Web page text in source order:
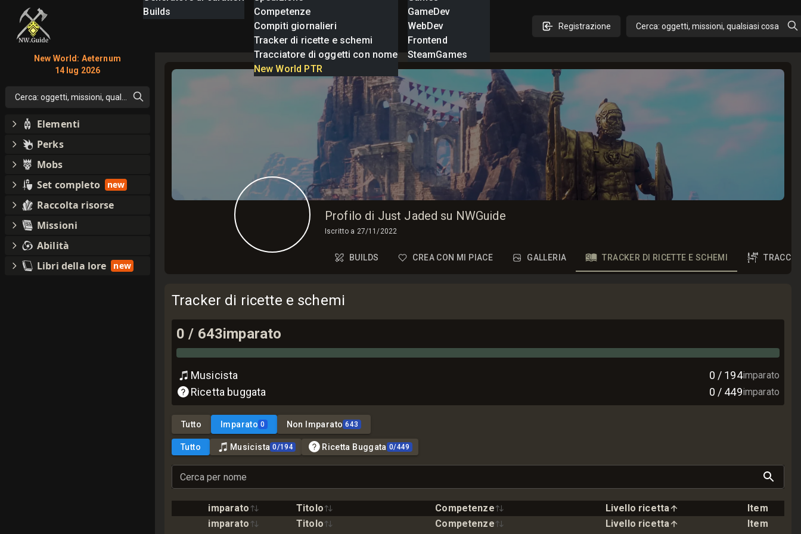
Builds
Competenze
Compiti giornalieri
Tracker di ricette e schemi
Tracciatore di oggetti con nome
New World PTR
GameDev
WebDev
Frontend
SteamGames
Registrazione Cerca: oggetti, missioni, qualsiasi cosa
Profilo di Just Jaded su NWGuide
Iscritto a 27/11/2022
BUILDS CREA CON MI PIACE GALLERIA TRACKER DI RICETTE E SCHEMI
Tracker di ricette e schemi
0 / 643imparato
Musicista 0 / 194imparato
Ricetta buggata 0 / 449imparato
Tutto Imparato 0 Non Imparato 643
Tutto Musicista 0/194 Ricetta Buggata 0/449
Cerca per nome
imparato Titolo Competenze Livello ricetta
Item
imparato
Titolo Competenze Livello ricetta Item
New World: Aeternum
14 lug 2026
Cerca: oggetti, missioni, qualsiasi cosa
Elementi
Perks
Mobs
Set completo
new
Raccolta risorse
Missioni
Abilità
Libri della lore
new